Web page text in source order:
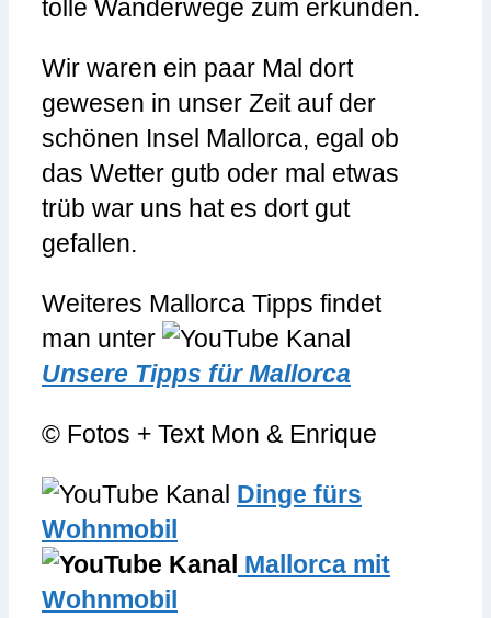
tolle Wanderwege zum erkunden.
Wir waren ein paar Mal dort
gewesen in unser Zeit auf der
schönen Insel Mallorca, egal ob
das Wetter gutb oder mal etwas
trüb war uns hat es dort gut
gefallen.
Weiteres Mallorca Tipps findet
man unter
Unsere Tipps für Mallorca
© Fotos + Text Mon & Enrique
Dinge fürs
Wohnmobil
Mallorca mit
Wohnmobil